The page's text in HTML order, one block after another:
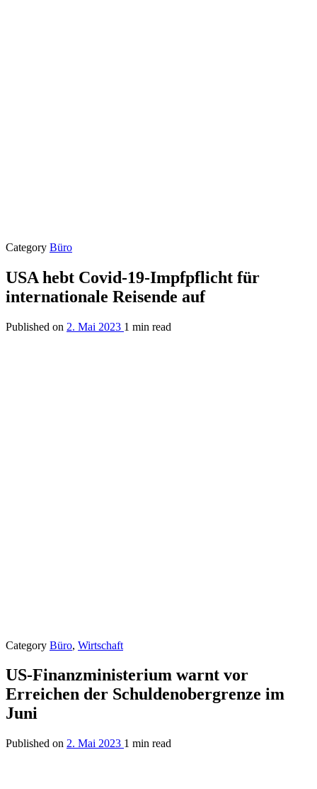
Category Büro
USA hebt Covid-19-Impfpflicht für
internationale Reisende auf
Published on 2. Mai 2023 1 min read
Category Büro, Wirtschaft
US-Finanzministerium warnt vor
Erreichen der Schuldenobergrenze im
Juni
Published on 2. Mai 2023 1 min read